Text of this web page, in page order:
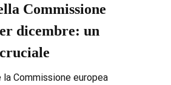
Commissione
dicembre: un
Commissione europea